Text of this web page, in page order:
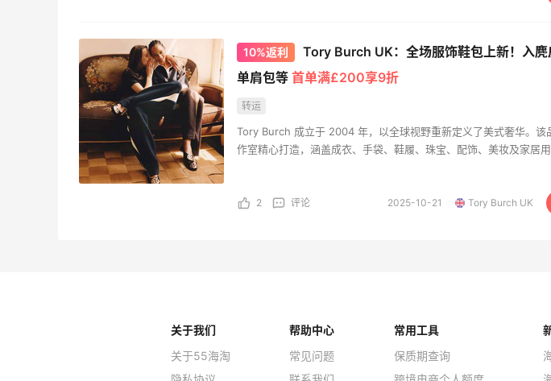
10%返利
Tory Burch UK：全场服饰鞋包上新！入
单肩包等 首单满£200享9折
转运
Tory Burch 成立于 2004 年，以全球视野重新定义了美式奢华。该
作室精心打造，涵盖成衣、手袋、鞋履、珠宝、配饰、美妆及家居
2 评论 2025-10-21 Tory Burch UK
关于我们
关于55海淘
帮助中心
常见问题
常用工具
保质期查询